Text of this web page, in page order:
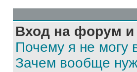
Вход на форум и
Почему я не могу
Зачем вообще